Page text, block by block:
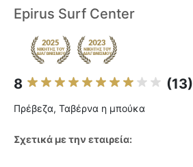
Epirus Surf Center
8 (13)
Πρέβεζα, Ταβέρνα η μπούκα
Σχετικά με την εταιρεία: